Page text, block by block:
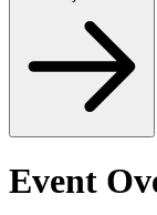
Event